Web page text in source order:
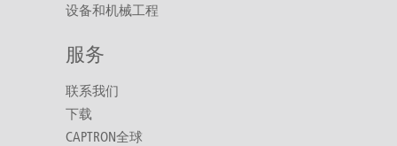
设备和机械工程
服务
联系我们
下载
CAPTRON全球